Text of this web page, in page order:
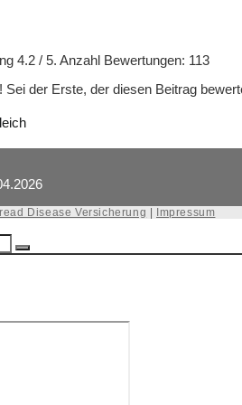
4.2 / 5. Anzahl Bewertungen: 113
Sei der Erste, der diesen Beitrag
Disease Versicherung Impressum